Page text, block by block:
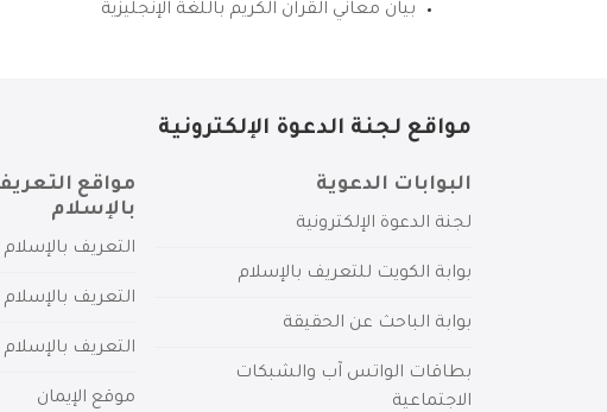
بيان معاني القرآن الكريم باللغة الإنجليزية
مواقع لجنة الدعوة الإلكترونية
البوابات الدعوية
لجنة الدعوة الإلكترونية
بوابة الكويت للتعريف بالإسلام
بوابة الباحث عن الحقيقة
بطاقات الواتس آب والشبكات
الاجتماعية
مواقع
بالإسلام
التعريف
التعريف
التعريف
موقع الإيمان